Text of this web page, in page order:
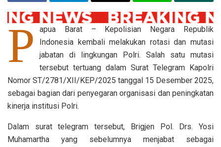
P
apua Barat – Kepolisian Negara Republik
Indonesia kembali melakukan rotasi dan mutasi
jabatan di lingkungan Polri. Salah satu mutasi
tersebut tertuang dalam Surat Telegram Kapolri
Nomor ST/2781/XII/KEP/2025 tanggal 15 Desember 2025,
sebagai bagian dari penyegaran organisasi dan peningkatan
kinerja institusi Polri.
Dalam surat telegram tersebut, Brigjen Pol. Drs. Yosi
Muhamartha yang sebelumnya menjabat sebagai